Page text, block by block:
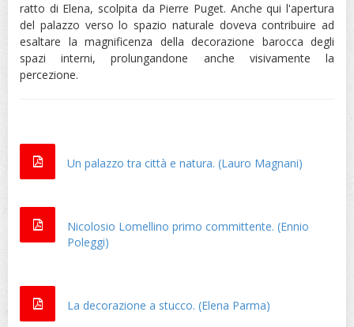
ratto di Elena, scolpita da Pierre Puget. Anche qui l'apertura
del palazzo verso lo spazio naturale doveva contribuire ad
esaltare la magnificenza della decorazione barocca degli
spazi interni, prolungandone anche visivamente la
percezione.
Un palazzo tra città e natura. (Lauro Magnani)
Nicolosio Lomellino primo committente. (Ennio
Poleggi)
La decorazione a stucco. (Elena Parma)